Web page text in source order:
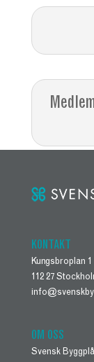
KONTAKT
Kungsbroplan 1
112 27
OM OSS
Svensk